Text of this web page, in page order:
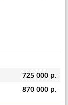
725 000 р.
870 000 р.